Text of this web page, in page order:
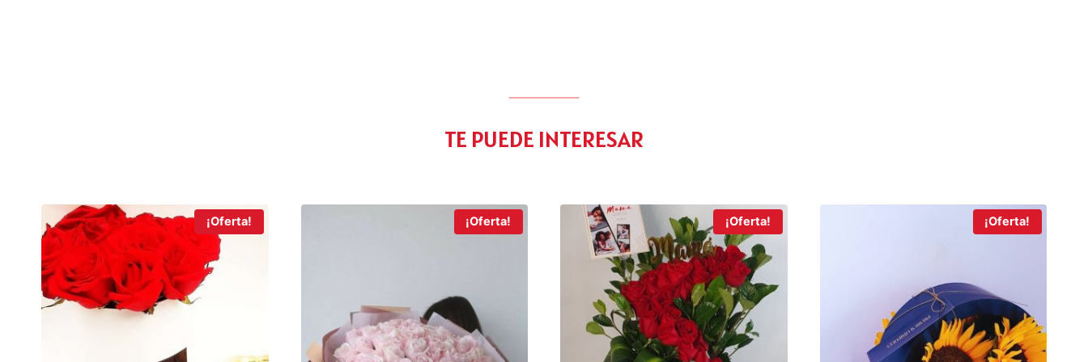
TE PUEDE INTERESAR
¡Oferta! ¡Oferta! ¡Oferta! ¡Oferta!